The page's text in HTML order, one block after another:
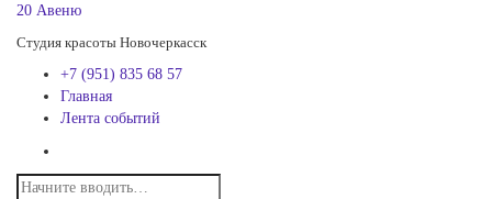
20 Авеню
Студия красоты Новочеркасск
+7 (951) 835 68 57
Главная
Лента событий